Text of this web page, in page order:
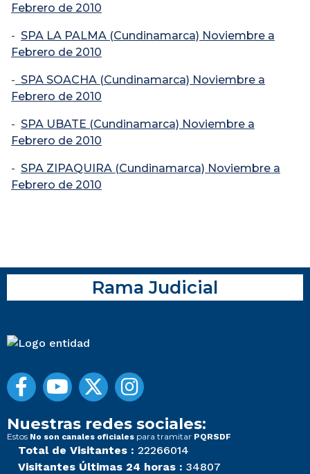
Febrero de 2010
- SPA LA PALMA (Cundinamarca) Noviembre a
Febrero de 2010
- SPA SOACHA (Cundinamarca) Noviembre a
Febrero de 2010
- SPA UBATE (Cundinamarca) Noviembre a
Febrero de 2010
- SPA ZIPAQUIRA (Cundinamarca) Noviembre a
Febrero de 2010
Rama Judicial
Nuestras redes sociales:
Estos No son canales oficiales para tramitar PQRSDF
Total de Visitantes : 22266014
Visitantes Últimas 24 horas : 34807